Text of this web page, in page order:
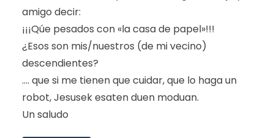
amigo decir:
¡¡¡Qúe pesados con «la casa de papel»!!!
¿Esos son mis/nuestros (de mi vecino)
descendientes?
…. que si me tienen que cuidar, que lo haga un
robot, Jesusek esaten duen moduan.
Un saludo